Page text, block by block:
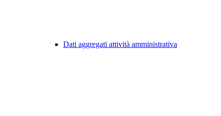
Dati aggregati attività amministrativa